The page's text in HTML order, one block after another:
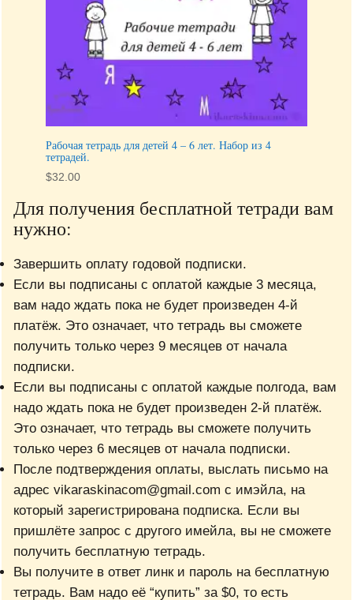
Рабочая тетрадь для детей 4 – 6 лет. Набор из 4
тетрадей.
$32.00
Для получения бесплатной тетради вам
нужно:
Завершить оплату годовой подписки.
Если вы подписаны с оплатой каждые 3 месяца,
вам надо ждать пока не будет произведен 4-й
платёж. Это означает, что тетрадь вы сможете
получить только через 9 месяцев от начала
подписки.
Если вы подписаны с оплатой каждые полгода, вам
надо ждать пока не будет произведен 2-й платёж.
Это означает, что тетрадь вы сможете получить
только через 6 месяцев от начала подписки.
После подтверждения оплаты, выслать письмо на
адрес vikaraskinacom@gmail.com с имэйла, на
который зарегистрирована подписка. Если вы
пришлёте запрос с другого имейла, вы не сможете
получить бесплатную тетрадь.
Вы получите в ответ линк и пароль на бесплатную
тетрадь. Вам надо её “купить” за $0, то есть